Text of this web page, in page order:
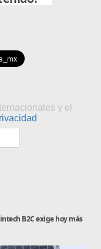
y el
B2C exige hoy más